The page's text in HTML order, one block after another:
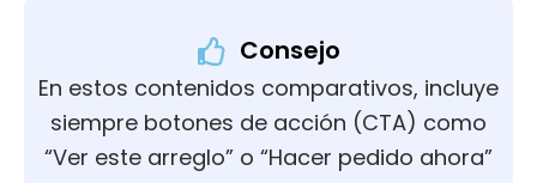
Consejo
En estos contenidos comparativos, incluye
siempre botones de acción (CTA) como
“Ver este arreglo” o “Hacer pedido ahora”